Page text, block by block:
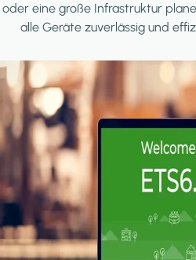
oder eine große Infrastruktur
alle Geräte zuverlässig und
Image